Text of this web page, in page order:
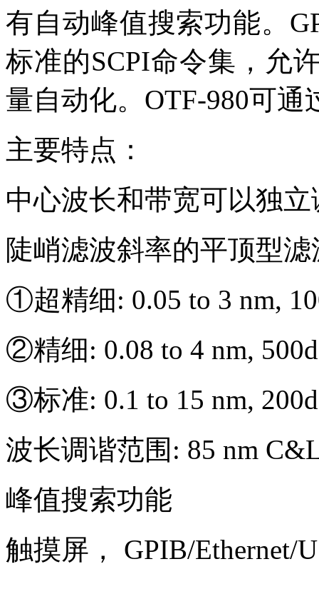
有自动峰值搜索功能。
标准的SCPI命令集，允
量自动化。OTF-980可
主要特点：
中心波长和带宽可以独立
陡峭滤波斜率的平顶型
①超精细: 0.05 to 3 nm,
②精细: 0.08 to 4 nm,
③标准: 0.1 to 15 nm,
波长调谐范围: 85 nm
峰值搜索功能
触摸屏， GPIB/Ethernet/